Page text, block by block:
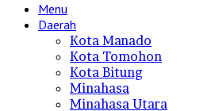
Menu
Daerah
Kota Manado
Kota Tomohon
Kota Bitung
Minahasa
Minahasa Utara